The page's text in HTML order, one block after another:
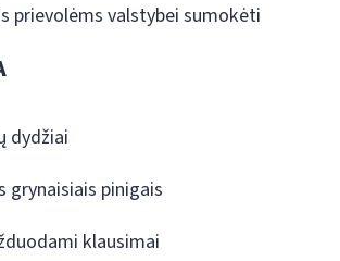
prievolėms valstybei sumokėti
dydžiai
grynaisiais pinigais
klausimai